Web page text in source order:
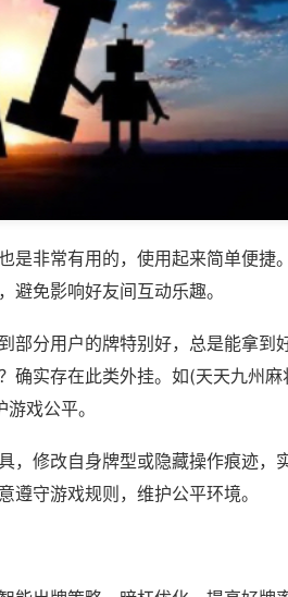
是非常有用的，使用起来简单便捷
避免影响好友间互动乐趣。
部分用户的牌特别好，总是能拿到
确实存在此类外挂。如(天天九州麻
戏公平。
，修改自身牌型或隐藏操作痕迹，
守游戏规则，维护公平环境。